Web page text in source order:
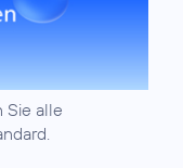
Sie alle